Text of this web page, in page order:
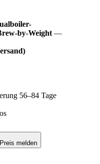
by-Weight —
56–84 Tage
Preis melden